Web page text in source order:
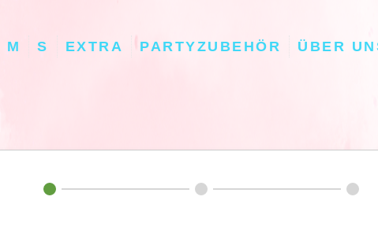
M S EXTRA PARTYZUBEHÖR ÜBER